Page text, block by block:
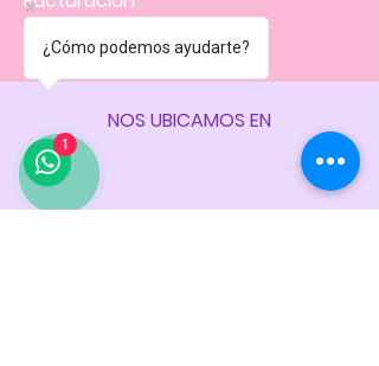
Políticasde la tienda
NOS UBICAMOS EN
¿Cómo podemos ayudarte?
1